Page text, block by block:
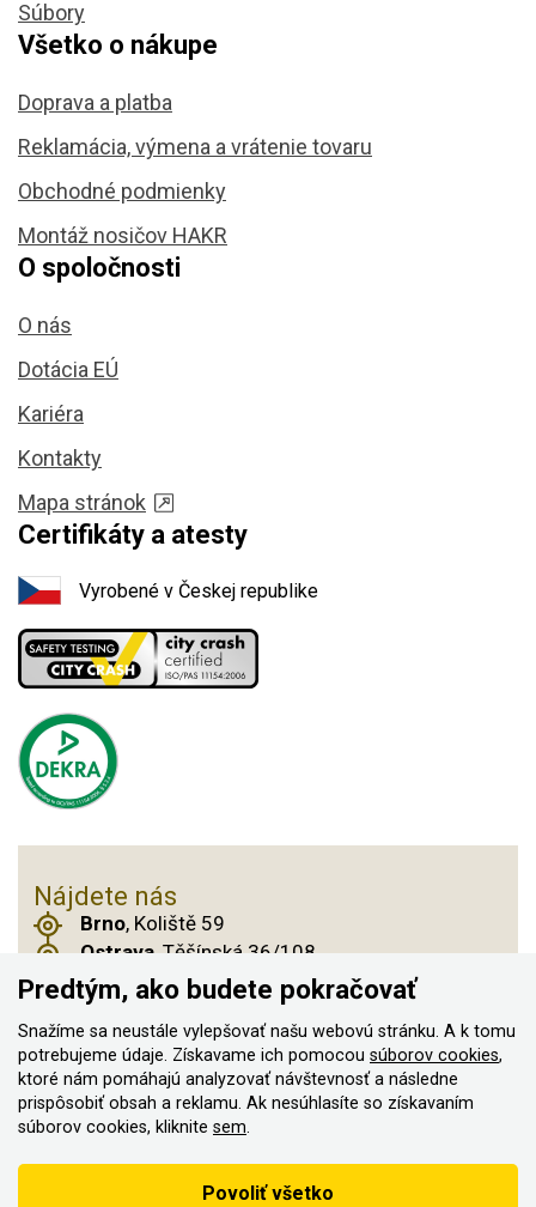
Súbory
Všetko o nákupe
Doprava a platba
Reklamácia, výmena a vrátenie tovaru
Obchodné podmienky
Montáž nosičov HAKR
O spoločnosti
O nás
Dotácia EÚ
Kariéra
Kontakty
Mapa stránok
Certifikáty a atesty
Vyrobené v Českej republike
Nájdete nás
Brno, Koliště 59
Ostrava, Těšínská 36/108
Praha 14, Českobrodská 901
© 2011–2026 ASN Hakr Brno. Všetky práva
vyhradené
Vytvorilo
Podľa zákona o evidencii tržieb je predávajúci povinný vystaviť
Predtým, ako budete pokračovať
Snažíme sa neustále vylepšovať našu webovú stránku. A k tomu
potrebujeme údaje. Získavame ich pomocou súborov cookies,
ktoré nám pomáhajú analyzovať návštevnosť a následne
prispôsobiť obsah a reklamu. Ak nesúhlasíte so získavaním
súborov cookies, kliknite sem.
Povoliť všetko